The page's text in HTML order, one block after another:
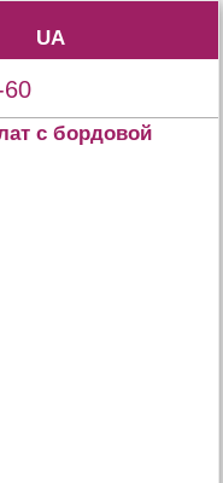
UA
UA
60
с бордовой